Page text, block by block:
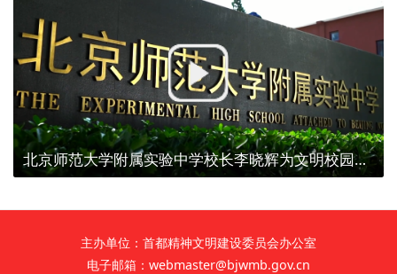
北京师范大学附属实验中学校长李晓辉为文明校园代言
主办单位：首都精神文明建设委员会办公室
电子邮箱：webmaster@bjwmb.gov.cn